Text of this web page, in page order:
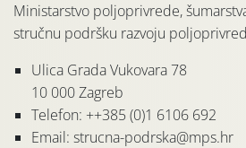
Ministarstvo poljoprivrede,
stručnu podršku razvoju
Ulica Grada Vukovara 78
10 000 Zagreb
Telefon: ++385 (0)1 6106 692
Email: strucna-podrska@mps.hr